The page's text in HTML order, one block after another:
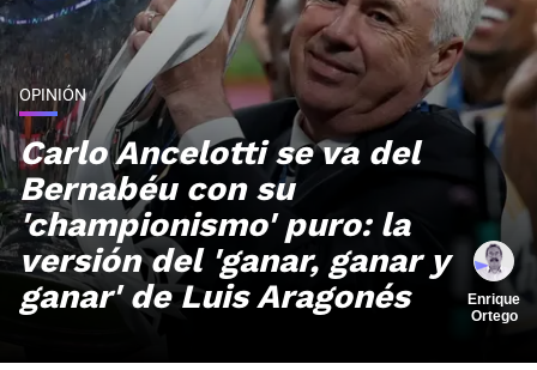
OPINIÓN
Carlo Ancelotti se va del
Bernabéu con su
'championismo' puro: la
versión del 'ganar, ganar y
ganar' de Luis Aragonés
Enrique
Ortego